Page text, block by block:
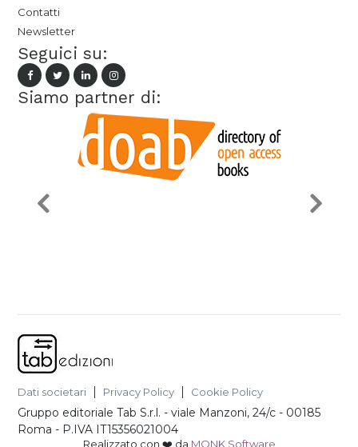
Contatti
Newsletter
Seguici su:
Siamo partner di:
Dati societari Privacy Policy Cookie Policy
Gruppo editoriale Tab S.r.l. -viale Manzoni, 24/c - 00185
Roma - P.IVA IT15356021004
Realizzato con ❤️ da MONK Software